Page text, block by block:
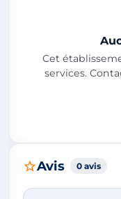
Cet
services.
Avis 0 avis